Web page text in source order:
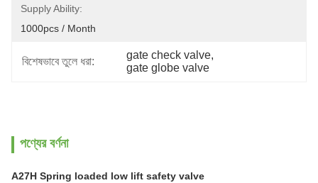
Supply Ability:
1000pcs / Month
বিশেষভাবে তুলে ধরা:
gate check valve,
gate globe valve
পণ্যের বর্ণনা
A27H Spring loaded low lift safety valve